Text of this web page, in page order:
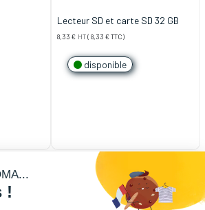
Lecteur SD et carte SD 32 GB
8,33 € HT( 8,33 €TTC)
disponible
!